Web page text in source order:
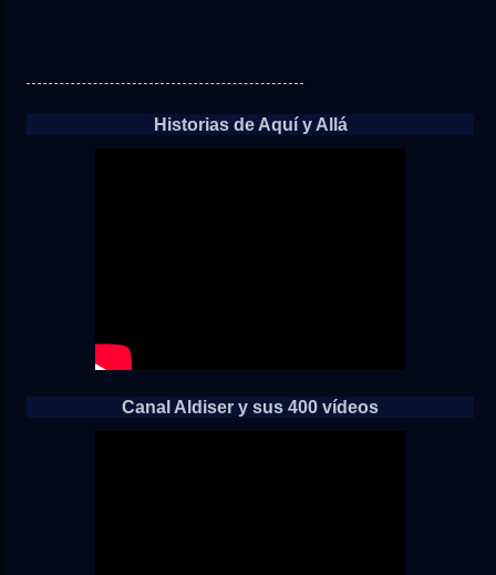
Historias de Aquí y Allá
Canal Aldiser y sus 400 vídeos